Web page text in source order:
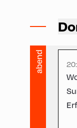
abend